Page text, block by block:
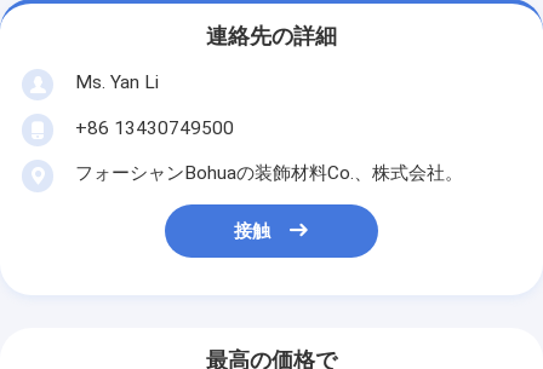
連絡先の詳細
Ms. Yan Li
+86 13430749500
フォーシャンBohuaの装飾材料Co.、株式会社。
接触
最高の価格で